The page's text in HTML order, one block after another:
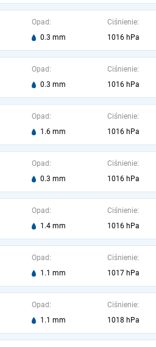
Opad:
0.3 mm
Ciśnienie:
1016 hPa
Opad:
0.3 mm
Ciśnienie:
1016 hPa
Opad:
1.6 mm
Ciśnienie:
1016 hPa
Opad:
0.3 mm
Ciśnienie:
1016 hPa
Opad:
1.4 mm
Ciśnienie:
1016 hPa
Opad:
1.1 mm
Ciśnienie:
1017 hPa
Opad:
1.1 mm
Ciśnienie:
1018 hPa